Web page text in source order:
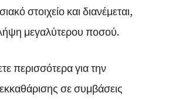
στοιχείο και διανέμεται,
μεγαλύτερου ποσού.
περισσότερα για την
σε συμβάσεις